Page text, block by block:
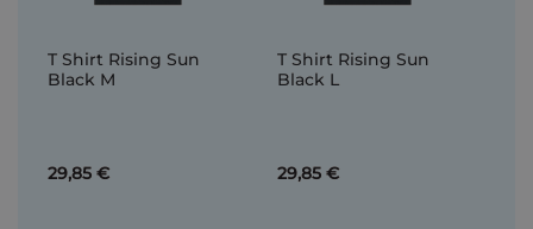
T Shirt Rising Sun
Black M
29,85 €
T Shirt Rising Sun
Black L
29,85 €